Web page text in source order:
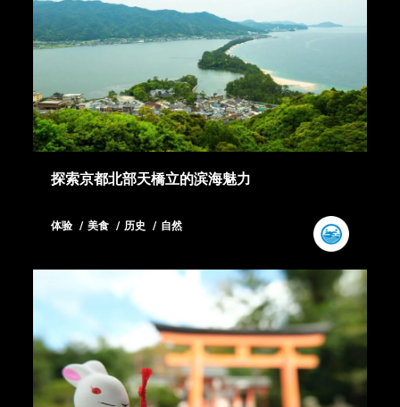
探索京都北部天橋立的滨海魅力
体验 美食 历史 自然